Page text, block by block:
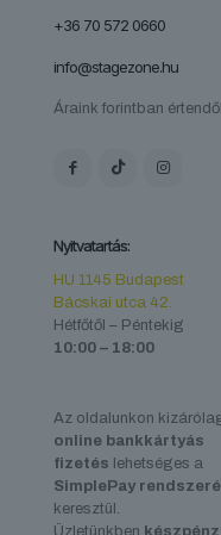
+36 70 572 0660
info@stagezone.hu
Áraink forintban
Nyitvatartás:
HU 1145 Budapest
Bácskai utca 42.
Hétfőtől – Péntekig
10:00 – 18:00
Az oldalunkon
online bankkártyás
fizetés lehetséges a
SimplePay
keresztül.
Üzletünkben